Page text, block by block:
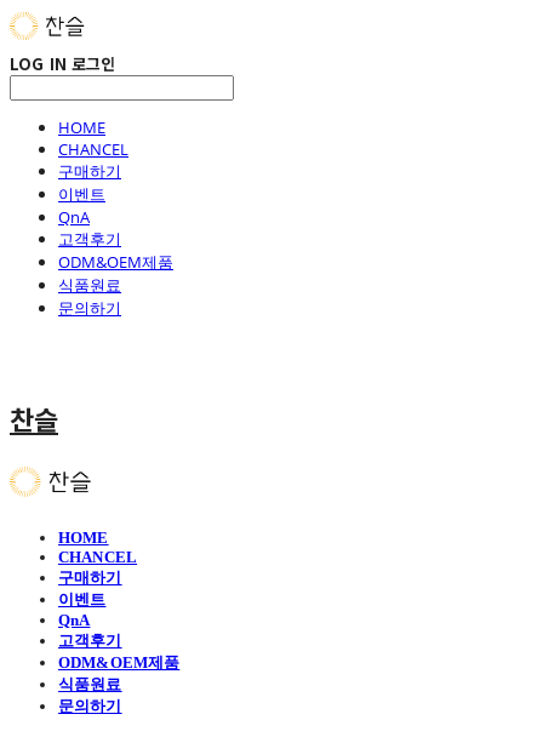
LOG IN 로그인
HOME
CHANCEL
구매하기
이벤트
QnA
고객후기
ODM&OEM제품
식품원료
문의하기
찬슬
HOME
CHANCEL
구매하기
이벤트
QnA
고객후기
ODM&OEM제품
식품원료
문의하기